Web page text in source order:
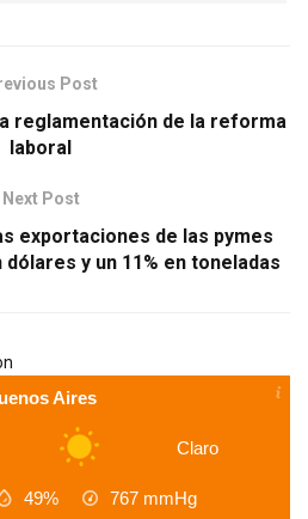
Post
reglamentación de la reforma
laboral
Next Post
exportaciones de las pymes
y un 11% en toneladas
Aires
Claro
49% 767 mmHg